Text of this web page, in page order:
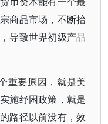
商品市场，不断抬
导致世界初级产品
重要原因，就是美
施纾困政策，就是
路径以前没有，效